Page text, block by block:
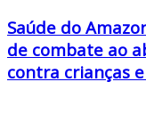
Saúde do
de combate ao
contra crianças